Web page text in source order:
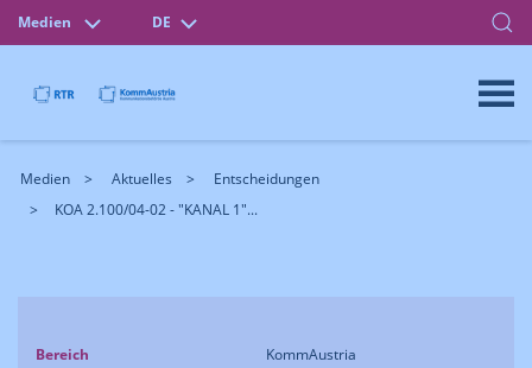
Medien DE
Medien Aktuelles
Entscheidungen
KOA 2.100/04-02 - "KANAL 1"...
Bereich
KommAustria